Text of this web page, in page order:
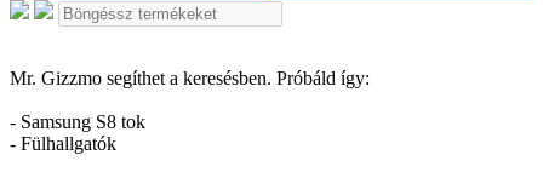
Mr. Gizzmo segíthet a keresésben. Próbáld így:
- Samsung S8 tok
- Fülhallgatók